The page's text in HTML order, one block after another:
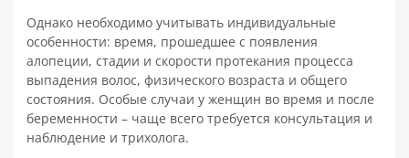
Однако необходимо учитывать индивидуальные
особенности: время, прошедшее с появления
алопеции, стадии и скорости протекания процесса
выпадения волос, физического возраста и общего
состояния. Особые случаи у женщин во время и после
беременности – чаще всего требуется консультация и
наблюдение и трихолога.